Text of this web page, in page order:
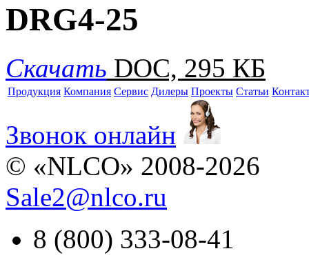
DRG4-25
Скачать DOC, 295 КБ
Продукция Компания Сервис Дилеры Проекты Статьи
Звонок онлайн
© «NLCO» 2008-2026
Sale2@nlco.ru
8 (800) 333-08-41